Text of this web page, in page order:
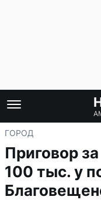
ГОРОД
Приговор
100 тыс. у